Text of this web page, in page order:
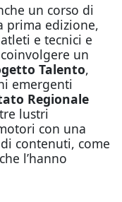
un corso di
prima edizione,
e tecnici e
un
Talento,
emergenti
Regionale
lustri
con una
contenuti, come
l’hanno